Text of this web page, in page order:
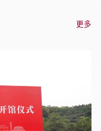
更多